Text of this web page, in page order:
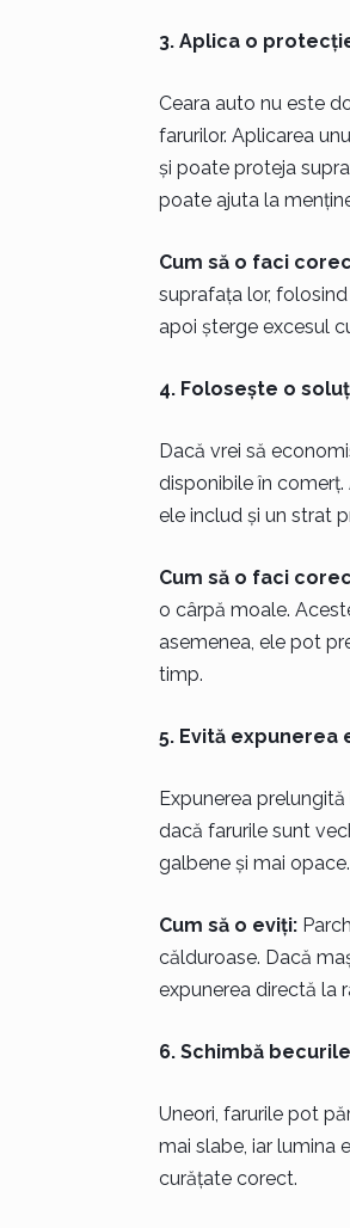
3. Aplica o
Ceara auto nu este
farurilor. Aplicarea
și poate proteja
poate ajuta la
Cum să o faci
suprafața lor,
apoi șterge excesul
4. Folosește o
Dacă vrei să
disponibile în
ele includ și un strat
Cum să o faci
o cârpă moale.
asemenea, ele pot
timp.
5. Evită expunerea
Expunerea
dacă farurile sunt
galbene și mai opace.
Cum să o eviți:
călduroase. Dacă
expunerea directă la
6. Schimbă
Uneori, farurile pot
mai slabe, iar lumina
curățate corect.